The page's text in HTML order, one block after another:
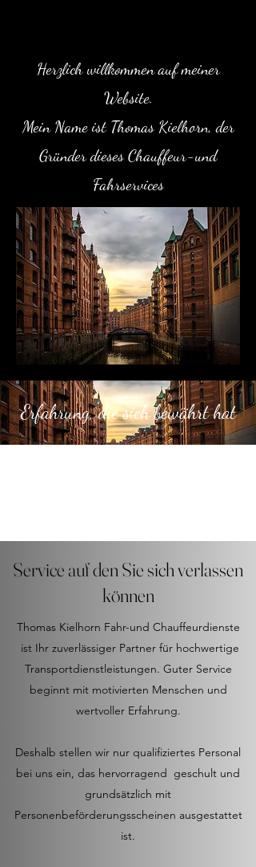
Herzlich willkommen auf meiner
Website.
Mein Name ist Thomas Kielhorn,der
Gründer dieses Chauffeur-und
Fahrservices
Erfahrung, die sich bewährt hat
Service auf den Sie sich verlassen
können
Thomas Kielhorn Fahr-und Chauffeurdienste
ist Ihr zuverlässiger Partner für hochwertige
Transportdienstleistungen. Guter Service
beginnt mit motivierten Menschen und
wertvoller Erfahrung.
Deshalb stellen wir nur qualifiziertes Personal
bei uns ein, das hervorragend geschult und
grundsätzlich mit
Personenbeförderungsscheinen ausgestattet
ist.